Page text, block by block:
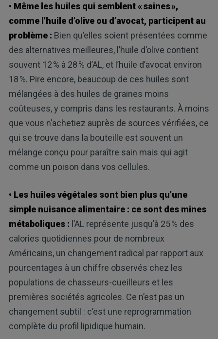
• Même les huiles qui semblent « saines »,
comme l’huile d’olive ou d’avocat, participent au
problème : Bien qu’elles soient présentées comme
des alternatives meilleures, l’huile d’olive contient
souvent 12 % à 28 % d’AL, et l’huile d’avocat environ
18 %. Pire encore, beaucoup de ces huiles sont
mélangées à des huiles de graines moins
coûteuses, y compris dans les restaurants. À moins
que vous n’achetiez auprès de sources vérifiées, ce
qui se trouve dans la bouteille est souvent un
mélange conçu pour paraître sain mais qui agit
comme un poison dans vos cellules.
• Les huiles végétales sont bien plus qu’une
simple nuisance alimentaire : ce sont des mines
métaboliques : l’AL représente jusqu’à 25 % des
calories quotidiennes pour de nombreux
Américains, un changement radical par rapport aux
pourcentages à un chiffre observés chez les
populations de chasseurs-cueilleurs et les
premières sociétés agricoles. Ce n’est pas un
changement subtil : c’est une reprogrammation
complète du profil lipidique humain.